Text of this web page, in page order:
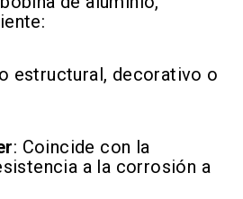
estructural, decorativo o
: Coincide con la
a la corrosión a